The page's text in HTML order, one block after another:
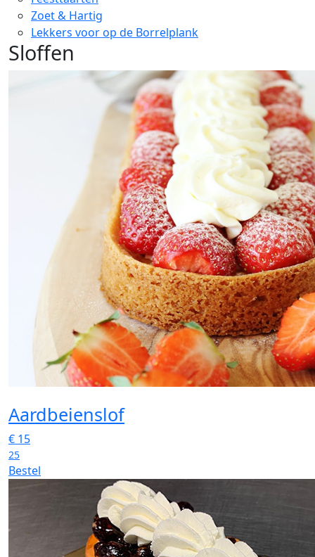
Zoet & Hartig
Lekkers voor op de Borrelplank
Sloffen
Aardbeienslof
€ 15
25
Bestel